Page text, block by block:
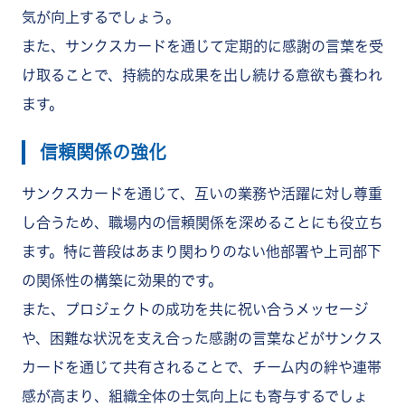
気が向上するでしょう。
また、サンクスカードを通じて定期的に感謝の言葉を受
け取ることで、持続的な成果を出し続ける意欲も養われ
ます。
信頼関係の強化
サンクスカードを通じて、互いの業務や活躍に対し尊重
し合うため、職場内の信頼関係を深めることにも役立ち
ます。特に普段はあまり関わりのない他部署や上司部下
の関係性の構築に効果的です。
また、プロジェクトの成功を共に祝い合うメッセージ
や、困難な状況を支え合った感謝の言葉などがサンクス
カードを通じて共有されることで、チーム内の絆や連帯
感が高まり、組織全体の士気向上にも寄与するでしょ